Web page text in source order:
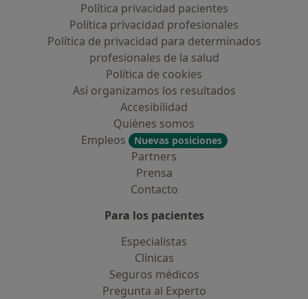
Política privacidad pacientes
Política privacidad profesionales
Política de privacidad para determinados
profesionales de la salud
Política de cookies
Así organizamos los resultados
Accesibilidad
Quiénes somos
Empleos
Nuevas posiciones
Partners
Prensa
Contacto
Para los pacientes
Especialistas
Clínicas
Seguros médicos
Pregunta al Experto